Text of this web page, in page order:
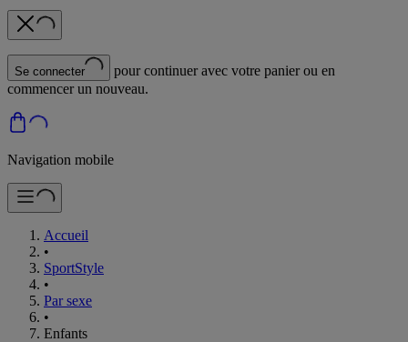
Se connecter
pour continuer avec votre panier ou en
commencer un nouveau.
Navigation mobile
Accueil
•
SportStyle
•
Par sexe
•
Enfants